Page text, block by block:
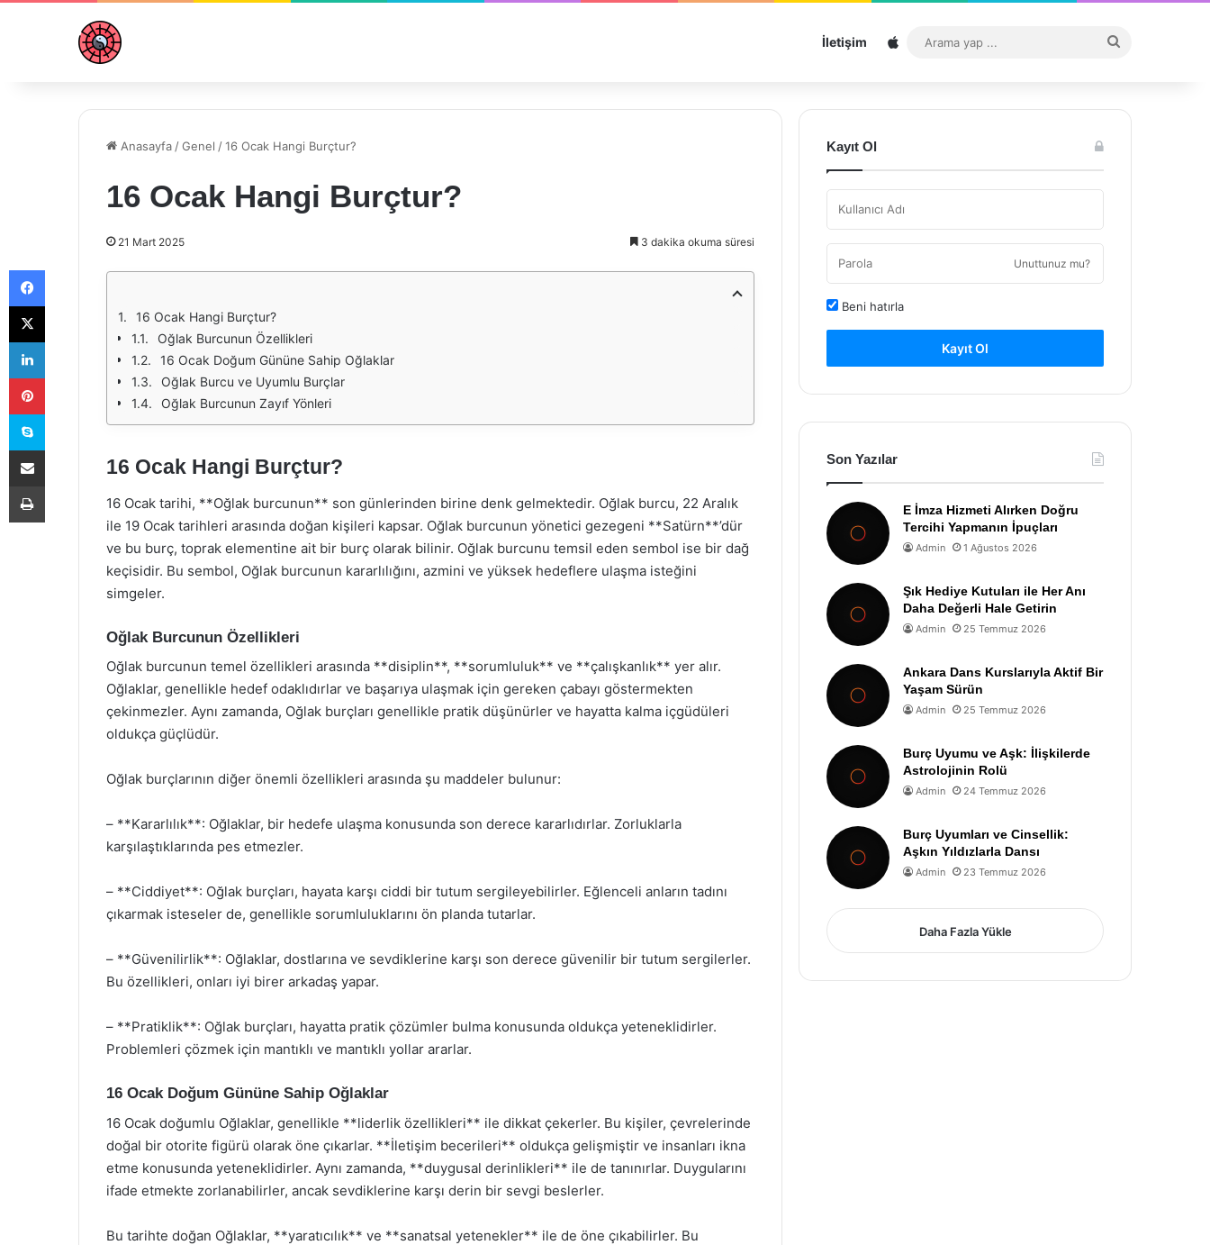
İletişim Sitemap
...
Anasayfa /Genel /16 Ocak Hangi Burçtur?
16 Ocak Hangi Burçtur?
21 Mart 2025 3 dakika okuma süresi
16 Ocak Hangi Burçtur?
Oğlak Burcunun Özellikleri
16 Ocak Doğum Gününe Sahip Oğlaklar
Oğlak Burcu ve Uyumlu Burçlar
Oğlak Burcunun Zayıf Yönleri
16 Ocak Hangi Burçtur?
16 Ocak tarihi, **Oğlak burcunun** son günlerinden birine denk gelmektedir. Oğlak burcu, 22 Aralık
ile 19 Ocak tarihleri arasında doğan kişileri kapsar. Oğlak burcunun yönetici gezegeni **Satürn**’dür
ve bu burç, toprak elementine ait bir burç olarak bilinir. Oğlak burcunu temsil eden sembol ise bir dağ
keçisidir. Bu sembol, Oğlak burcunun kararlılığını, azmini ve yüksek hedeflere ulaşma isteğini
simgeler.
Oğlak Burcunun Özellikleri
Oğlak burcunun temel özellikleri arasında **disiplin**, **sorumluluk** ve **çalışkanlık** yer alır.
Oğlaklar, genellikle hedef odaklıdırlar ve başarıya ulaşmak için gereken çabayı göstermekten
çekinmezler. Aynı zamanda, Oğlak burçları genellikle pratik düşünürler ve hayatta kalma içgüdüleri
oldukça güçlüdür.
Oğlak burçlarının diğer önemli özellikleri arasında şu maddeler bulunur:
– **Kararlılık**: Oğlaklar, bir hedefe ulaşma konusunda son derece kararlıdırlar. Zorluklarla
karşılaştıklarında pes etmezler.
– **Ciddiyet**: Oğlak burçları, hayata karşı ciddi bir tutum sergileyebilirler. Eğlenceli anların tadını
çıkarmak isteseler de, genellikle sorumluluklarını ön planda tutarlar.
– **Güvenilirlik**: Oğlaklar, dostlarına ve sevdiklerine karşı son derece güvenilir bir tutum sergilerler.
Bu özellikleri, onları iyi birer arkadaş yapar.
– **Pratiklik**: Oğlak burçları, hayatta pratik çözümler bulma konusunda oldukça yeteneklidirler.
Problemleri çözmek için mantıklı ve mantıklı yollar ararlar.
16 Ocak Doğum Gününe Sahip Oğlaklar
16 Ocak doğumlu Oğlaklar, genellikle **liderlik özellikleri** ile dikkat çekerler. Bu kişiler, çevrelerinde
doğal bir otorite figürü olarak öne çıkarlar. **İletişim becerileri** oldukça gelişmiştir ve insanları ikna
etme konusunda yeteneklidirler. Aynı zamanda, **duygusal derinlikleri** ile de tanınırlar. Duygularını
ifade etmekte zorlanabilirler, ancak sevdiklerine karşı derin bir sevgi beslerler.
Bu tarihte doğan Oğlaklar, **yaratıcılık** ve **sanatsal yetenekler** ile de öne çıkabilirler. Bu
Kayıt Ol
Unuttunuz mu?
Beni hatırla
Kayıt Ol
Son Yazılar
E İmza Hizmeti Alırken Doğru
Tercihi Yapmanın İpuçları
Admin 1 Ağustos 2026
Şık Hediye Kutuları ile Her Anı
Daha Değerli Hale Getirin
Admin 25 Temmuz 2026
Ankara Dans Kurslarıyla Aktif Bir
Yaşam Sürün
Admin 25 Temmuz 2026
Burç Uyumu ve Aşk: İlişkilerde
Astrolojinin Rolü
Admin 24 Temmuz 2026
Burç Uyumları ve Cinsellik:
Aşkın Yıldızlarla Dansı
Admin 23 Temmuz 2026
Daha Fazla Yükle
Facebook
X
LinkedIn
Pinterest
Skype
E-Posta ile paylaş